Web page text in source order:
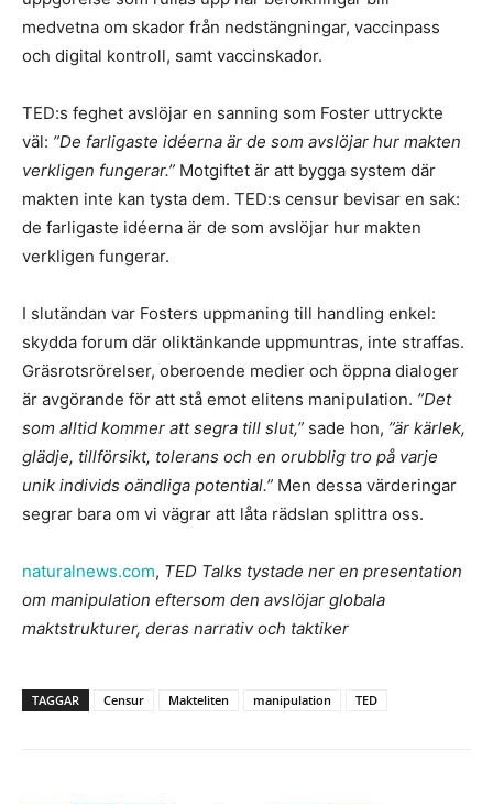
medvetna om skador från nedstängningar, vaccinpass
och digital kontroll, samt vaccinskador.
TED:s feghet avslöjar en sanning som Foster uttryckte
väl: ”De farligaste idéerna är de som avslöjar hur makten
verkligen fungerar.” Motgiftet är att bygga system där
makten inte kan tysta dem. TED:s censur bevisar en sak:
de farligaste idéerna är de som avslöjar hur makten
verkligen fungerar.
I slutändan var Fosters uppmaning till handling enkel:
skydda forum där oliktänkande uppmuntras, inte straffas.
Gräsrotsrörelser, oberoende medier och öppna dialoger
är avgörande för att stå emot elitens manipulation. ”Det
som alltid kommer att segra till slut,” sade hon, ”är kärlek,
glädje, tillförsikt, tolerans och en orubblig tro på varje
unik individs oändliga potential.” Men dessa värderingar
segrar bara om vi vägrar att låta rädslan splittra oss.
naturalnews.com, TED Talks tystade ner en presentation
om manipulation eftersom den avslöjar globala
maktstrukturer, deras narrativ och taktiker
TAGGAR Censur Makteliten manipulation TED